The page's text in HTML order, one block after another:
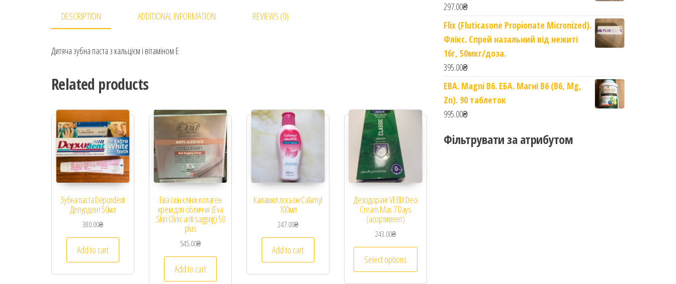
DESCRIPTION ADDITIONAL INFORMATION REVIEWS (0)
Дитяча зубна паста з кальцієм і вітаміном Е
Related products
Зубна паста Depurdent
Депурдент 50мл
380.00₴
Add to cart
Ева скін клінік колаген
крем для обличчя (Eva
Skin Clinic anti sagging) 50
plus
545.00₴
Add to cart
Каламил лосьон Calamyl
100мл
247.00₴
Add to cart
Дезодорант VEBIX Deo
Cream Max 7 Days
(асортимент)
243.00₴
Select options
297.00₴
Flix (Fluticasone Propionate Micronized).
Флікс. Спрей назальний від нежиті
16г, 50мкг/доза.
395.00₴
EBA. Magni B6. ЕБА. Магні B6 (B6, Mg,
Zn). 90 таблеток
995.00₴
Фільтрувати за атрибутом